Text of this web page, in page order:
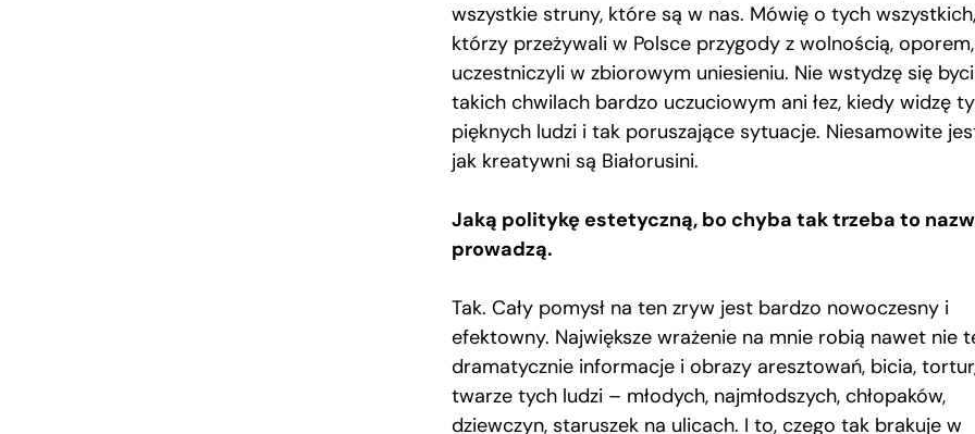
wszystkie struny, które są w nas. Mówię o tych wszystkich,
którzy przeżywali w Polsce przygody z wolnością, oporem,
uczestniczyli w zbiorowym uniesieniu. Nie wstydzę się
takich chwilach bardzo uczuciowym ani łez, kiedy widzę
pięknych ludzi i tak poruszające sytuacje. Niesamowite
jak kreatywni są Białorusini.
Jaką politykę estetyczną, bo chyba tak trzeba to
prowadzą.
Tak. Cały pomysł na ten zryw jest bardzo nowoczesny i
efektowny. Największe wrażenie na mnie robią nawet nie
dramatycznie informacje i obrazy aresztowań, bicia,
twarze tych ludzi – młodych, najmłodszych, chłopaków,
dziewczyn, staruszek na ulicach. I to, czego tak brakuje w